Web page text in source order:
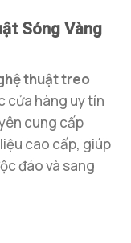
Sóng Vàng
thuật treo
cửa hàng uy tín
cung cấp
cao cấp, giúp
đáo và sang